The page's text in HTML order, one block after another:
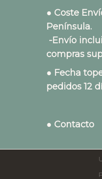
● Coste
-Envío
compras
● Fecha
pedidos 12
● Contacto